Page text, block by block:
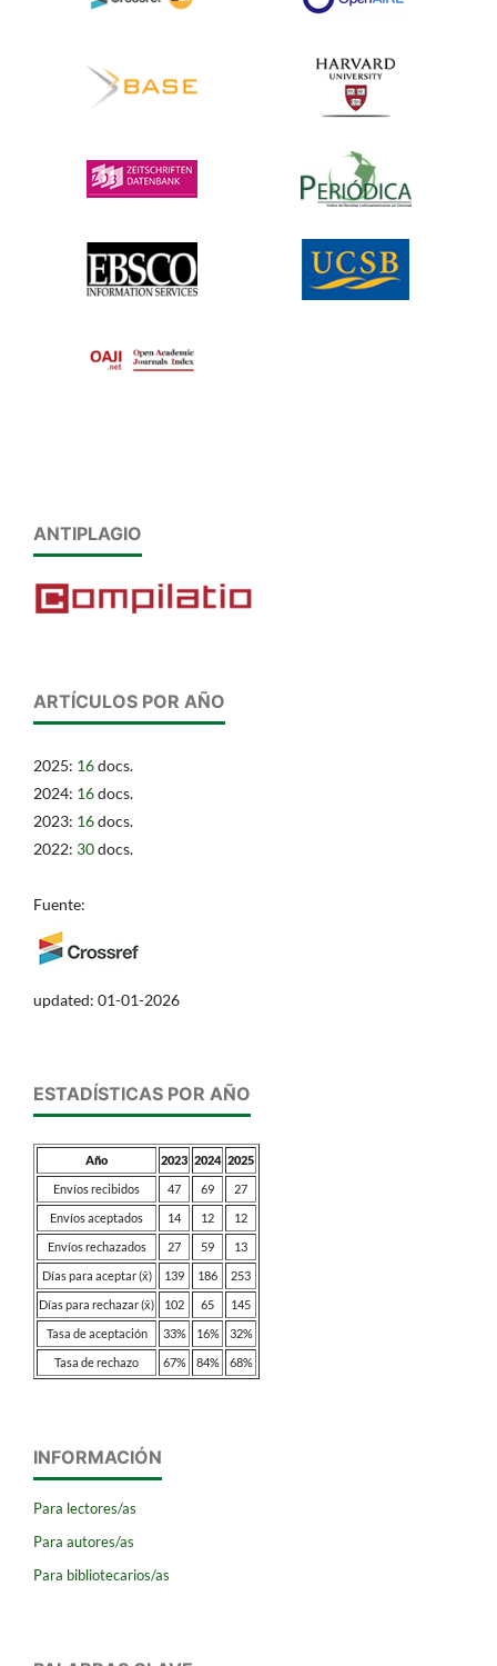
ANTIPLAGIO
ARTÍCULOS POR AÑO
2025: 16docs.
2024: 16docs.
2023: 16docs.
2022: 30docs.
Fuente:
updated: 01-01-2026
ESTADÍSTICAS POR AÑO
Año 2023 2024 2025
Envíos recibidos
47 69
27
Envíos aceptados
14 12
12
Envíos rechazados
27 59
13
Días para aceptar (x̄)
139 186
253
Días para rechazar (x̄)
102 65
145
Tasa de aceptación
33% 16%
32%
Tasa de rechazo
67% 84% 68%
INFORMACIÓN
Para lectores/as
Para autores/as
Para bibliotecarios/as